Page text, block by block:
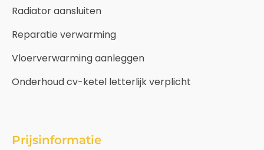
Radiator aansluiten
Reparatie verwarming
Vloerverwarming aanleggen
Onderhoud cv-ketel letterlijk verplicht
Prijsinformatie